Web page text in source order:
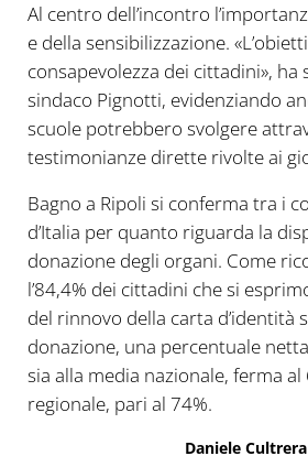
Al centro dell’incontro
e della sensibilizzazione.
consapevolezza dei cittadini»,
sindaco Pignotti, evidenziando
scuole potrebbero svolgere
testimonianze dirette rivolte ai
Bagno a Ripoli si conferma tra i
d’Italia per quanto riguarda la
donazione degli organi. Come
l’84,4% dei cittadini che si
del rinnovo della carta d’identità
donazione, una percentuale
sia alla media nazionale, ferma al
regionale, pari al 74%.
Daniele Cultrera